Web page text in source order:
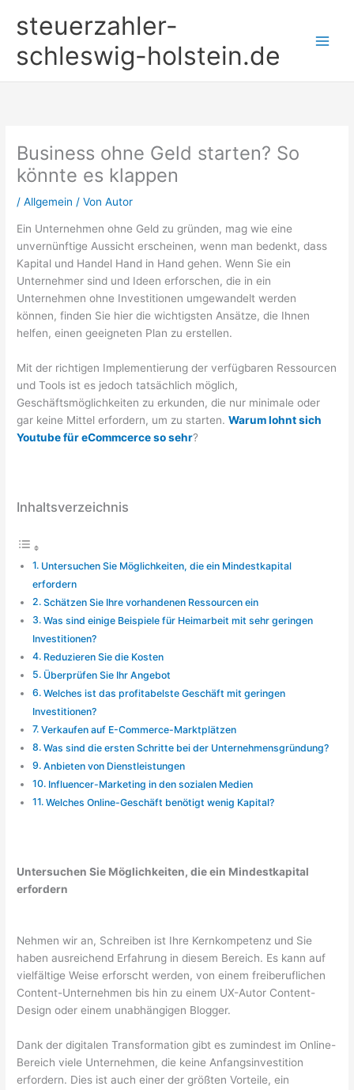
Inhaltsteuerzahler-
schleswig-holstein.de
Business ohne Geld starten? So
könnte es klappen
/Allgemein / VonAutor
Ein Unternehmen ohne Geld zu gründen, mag wie eine
unvernünftige Aussicht erscheinen, wenn man bedenkt, dass
Kapital und Handel Hand in Hand gehen. Wenn Sie ein
Unternehmer sind und Ideen erforschen, die in ein
Unternehmen ohne Investitionen umgewandelt werden
können, finden Sie hier die wichtigsten Ansätze, die Ihnen
helfen, einen geeigneten Plan zu erstellen.
Mit der richtigen Implementierung der verfügbaren Ressourcen
und Tools ist es jedoch tatsächlich möglich,
Geschäftsmöglichkeiten zu erkunden, die nur minimale oder
gar keine Mittel erfordern, um zu starten.Warum lohnt sich
Youtube für eCommcerce so sehr?
Inhaltsverzeichnis
Untersuchen Sie Möglichkeiten, die ein Mindestkapital
erfordern
Schätzen Sie Ihre vorhandenen Ressourcen ein
Was sind einige Beispiele für Heimarbeit mit sehr geringen
Investitionen?
Reduzieren Sie die Kosten
Überprüfen Sie Ihr Angebot
Welches ist das profitabelste Geschäft mit geringen
Investitionen?
Verkaufen auf E-Commerce-Marktplätzen
Was sind die ersten Schritte bei der Unternehmensgründung?
Anbieten von Dienstleistungen
Influencer-Marketing in den sozialen Medien
Welches Online-Geschäft benötigt wenig Kapital?
Untersuchen Sie Möglichkeiten, die ein Mindestkapital
erfordern
Nehmen wir an, Schreiben ist Ihre Kernkompetenz und Sie
haben ausreichend Erfahrung in diesem Bereich. Es kann auf
vielfältige Weise erforscht werden, von einem freiberuflichen
Content-Unternehmen bis hin zu einem UX-Autor Content-
Design oder einem unabhängigen Blogger.
Dank der digitalen Transformation gibt es zumindest im Online-
Bereich viele Unternehmen, die keine Anfangsinvestition
erfordern. Dies ist auch einer der größten Vorteile, ein